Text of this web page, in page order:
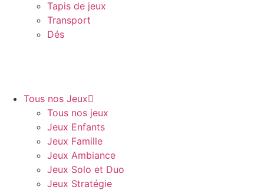
Tapis de jeux
Transport
Dés
Tous nos Jeux
Tous nos jeux
Jeux Enfants
Jeux Famille
Jeux Ambiance
Jeux Solo et Duo
Jeux Stratégie